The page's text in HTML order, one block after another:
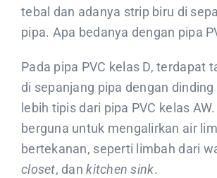
tebal dan adanya strip biru di
pipa. Apa bedanya dengan pipa
Pada pipa PVC kelas D, terdapat
di sepanjang pipa dengan dinding
lebih tipis dari pipa PVC kelas
berguna untuk mengalirkan air
bertekanan, seperti limbah dari
closet, dankitchen sink.